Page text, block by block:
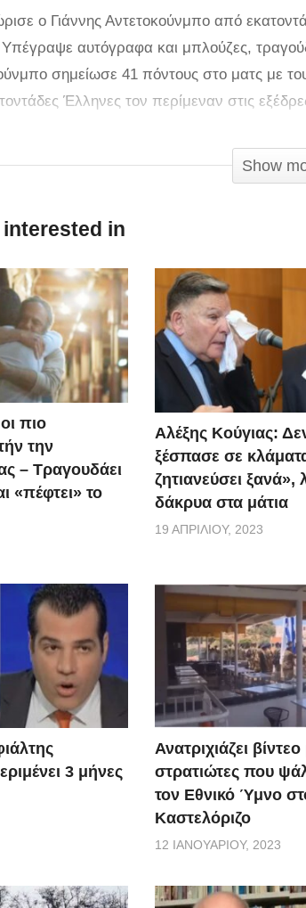
ο Γιάννης Αντετοκούνμπο από
αυτόγραφα και μπλούζες,
σημείωσε 41 πόντους στο ματς με
Έλληνες τον περίμεναν στις
την υποστήριξη τους και να καλεί την
συγκεντρωμένο πλήθος. Δεν σταματά να
Show
in
πιο
την
– Τραγουδάει
«πέφτει» το
Αλέξης Κούγιας:
ξέσπασε σε
ζητιανεύσει ξανά»,
δάκρυα στα μάτια
19 ΑΠΡΙΛΊΟΥ, 2023
3 μήνες
Ανατριχιάζει βίντεο
στρατιώτες που
τον Εθνικό Ύμνο
Καστελόριζο
12 ΙΑΝΟΥΑΡΊΟΥ, 2023